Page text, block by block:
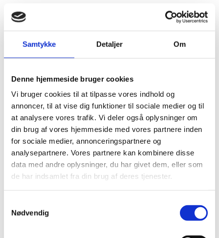
Samtykke Detaljer Om
Denne hjemmeside bruger cookies
Vi bruger cookies til at tilpasse vores indhold og
annoncer, til at vise dig funktioner til sociale medier og til
at analysere vores trafik. Vi deler også oplysninger om
din brug af vores hjemmeside med vores partnere inden
for sociale medier, annonceringspartnere og
analysepartnere. Vores partnere kan kombinere disse
data med andre oplysninger, du har givet dem, eller som
de har indsamlet fra din brug af deres tjenester.
Nødvendig
variant:
DAME
Buy now
Min. purchase of 4 required
More information